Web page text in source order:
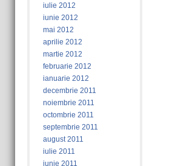
iulie 2012
iunie 2012
mai 2012
aprilie 2012
martie 2012
februarie 2012
ianuarie 2012
decembrie 2011
noiembrie 2011
octombrie 2011
septembrie 2011
august 2011
iulie 2011
iunie 2011